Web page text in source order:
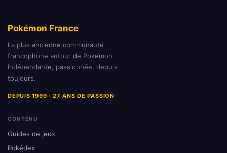
Pokémon France
La plus ancienne communauté
francophone autour de Pokémon.
Indépendante, passionnée, depuis
toujours.
DEPUIS 1999 · 27 ANS DE PASSION
CONTENU
Guides de jeux
Pokédex